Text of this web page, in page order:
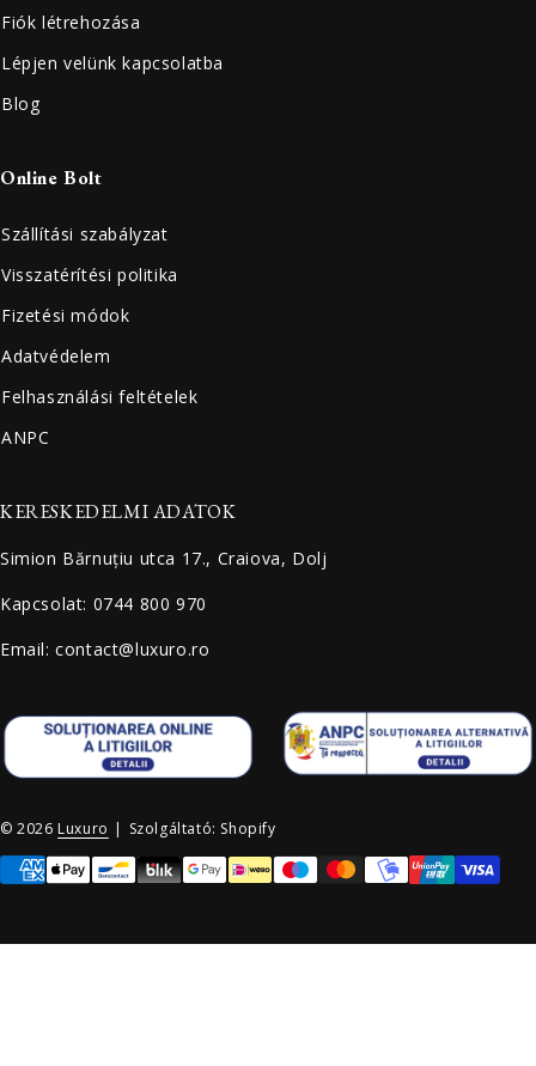
Fiók létrehozása
Lépjen velünk kapcsolatba
Blog
Online Bolt
Szállítási szabályzat
Visszatérítési politika
Fizetési módok
Adatvédelem
Felhasználási feltételek
ANPC
KERESKEDELMI ADATOK
Simion Bărnuțiu utca 17., Craiova, Dolj
Kapcsolat: 0744 800 970
Email: contact@luxuro.ro
© 2026 Luxuro | Szolgáltató: Shopify
Fizetési módok